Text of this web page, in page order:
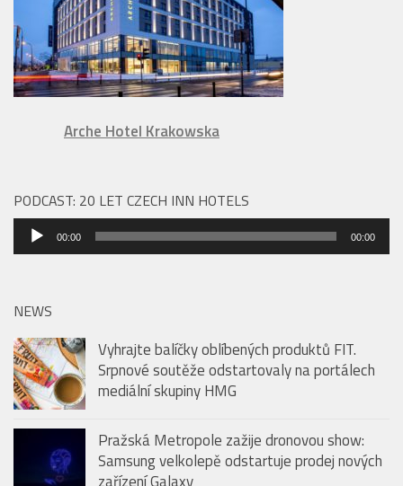
Arche Hotel Krakowska
PODCAST: 20 LET CZECH INN HOTELS
Audio
přehrávač
00:00 00:00
NEWS
Vyhrajte balíčky oblíbených produktů FIT.
Srpnové soutěže odstartovaly na portálech
mediální skupiny HMG
Pražská Metropole zažije dronovou show:
Samsung velkolepě odstartuje prodej nových
zařízení Galaxy